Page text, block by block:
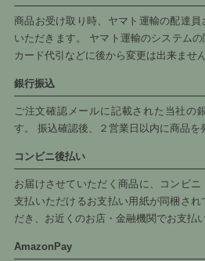
商品お受け取り時、ヤマト運輸の配達
いただきます。 ヤマト運輸のシステム
カード代引などに後から変更は出来ません
銀行振込
ご注文確認メールに記載された当社の
す。 振込確認後、２営業日以内に商品を
コンビニ後払い
お届けさせていただく商品に、コンビ
支払いただけるお支払い用紙が同梱さ
だき、お近くのお店・金融機関でお支払
AmazonPay